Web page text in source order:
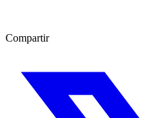
Compartir